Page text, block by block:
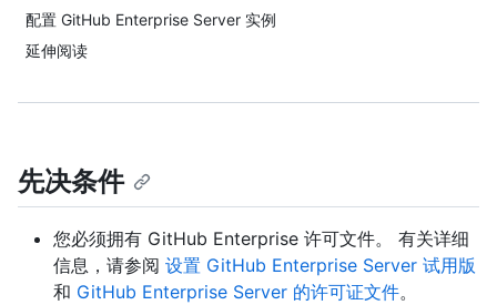
配置 GitHub Enterprise Server 实例
延伸阅读
先决条件
您必须拥有 GitHub Enterprise 许可文件。 有关详细
信息，请参阅 设置 GitHub Enterprise Server 试用版
和 GitHub Enterprise Server 的许可证文件。